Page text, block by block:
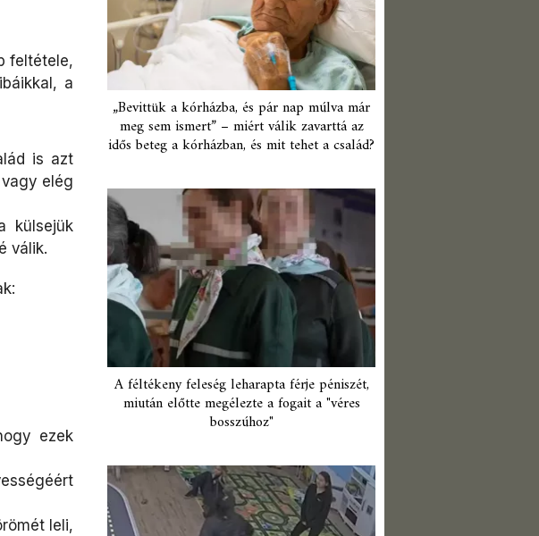
feltétele,
a
is azt
elég
külsejük
válik.
ezek
leli,
„Bevittük a kórházba, és pár nap múlva már
meg sem ismert” – miért válik zavarttá az
idős beteg a kórházban, és mit tehet a család?
A féltékeny feleség leharapta férje péniszét,
miután előtte megélezte a fogait a "véres
bosszúhoz"